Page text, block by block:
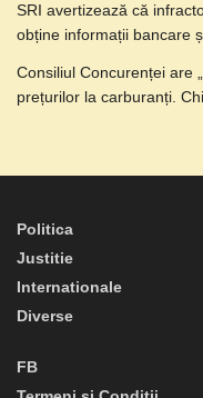
SRI avertizează că
obține informații bancare
Consiliul Concurenței are
prețurilor la carburanți.
Politica
Justitie
Internationale
Diverse
FB